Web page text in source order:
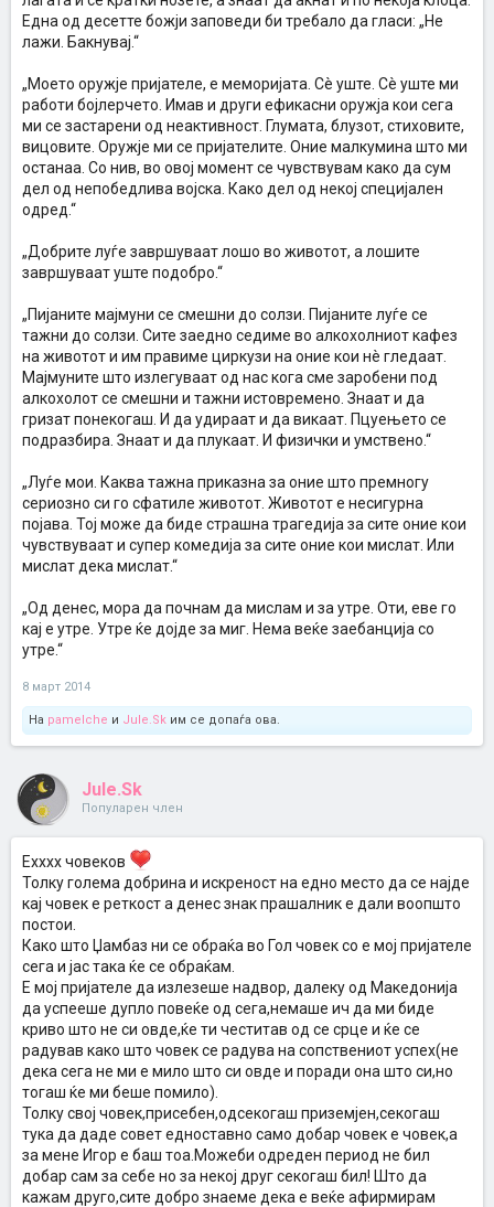
Една од десетте божји заповеди би требало да гласи: „Не
лажи. Бакнувај.“
„Моето оружје пријателе, е меморијата. Сè уште. Сè уште ми
работи бојлерчето. Имав и други ефикасни оружја кои сега
ми се застарени од неактивност. Глумата, блузот, стиховите,
вицовите. Оружје ми се пријателите. Оние малкумина што ми
останаа. Со нив, во овој момент се чувствувам како да сум
дел од непобедлива војска. Како дел од некој специјален
одред.“
„Добрите луѓе завршуваат лошо во животот, а лошите
завршуваат уште подобро.“
„Пијаните мајмуни се смешни до солзи. Пијаните луѓе се
тажни до солзи. Сите заедно седиме во алкохолниот кафез
на животот и им правиме циркузи на оние кои нè гледаат.
Мајмуните што излегуваат од нас кога сме заробени под
алкохолот се смешни и тажни истовремено. Знаат и да
гризат понекогаш. И да удираат и да викаат. Пцуењето се
подразбира. Знаат и да плукаат. И физички и умствено.“
„Луѓе мои. Каква тажна приказна за оние што премногу
сериозно си го сфатиле животот. Животот е несигурна
појава. Тој може да биде страшна трагедија за сите оние кои
чувствуваат и супер комедија за сите оние кои мислат. Или
мислат дека мислат.“
„Од денес, мора да почнам да мислам и за утре. Оти, еве го
кај е утре. Утре ќе дојде за миг. Нема веќе заебанција со
утре.“
8 март 2014
На pamelche и Jule.Sk им се допаѓа ова.
Jule.Sk
Популарен член
Ехххх човеков
Толку голема добрина и искреност на едно место да се најде
кај човек е реткост а денес знак прашалник е дали воопшто
постои.
Како што Џамбаз ни се обраќа во Гол човек со е мој пријателе
сега и јас така ќе се обраќам.
Е мој пријателе да излезеше надвор, далеку од Македонија
да успееше дупло повеќе од сега,немаше ич да ми биде
криво што не си овде,ќе ти честитав од се срце и ќе се
радував како што човек се радува на сопствениот успех(не
дека сега не ми е мило што си овде и поради она што си,но
тогаш ќе ми беше помило).
Толку свој човек,присебен,одсекогаш приземјен,секогаш
тука да даде совет едноставно само добар човек е човек,а
за мене Игор е баш тоа.Можеби одреден период не бил
добар сам за себе но за некој друг секогаш бил! Што да
кажам друго,сите добро знаеме дека е веќе афирмирам